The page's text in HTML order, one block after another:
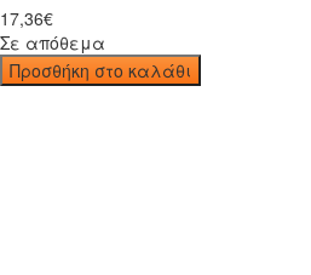
17,36€
Σε απόθεμα
Προσθήκη στο καλάθι